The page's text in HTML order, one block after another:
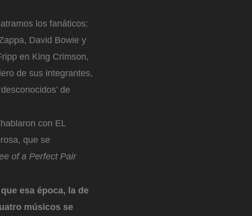
los fanáticos:
David Bowie y
en King Crimson,
de sus integrantes,
de
con EL
que se
of a Perfect Pair
esa época, la de
músicos se